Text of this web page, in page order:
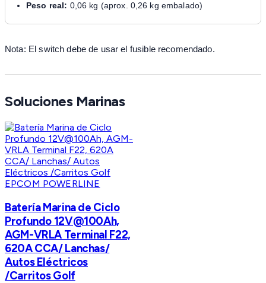
Peso real: 0,06 kg (aprox. 0,26 kg embalado)
Nota: El switch debe de usar el fusible recomendado.
Soluciones Marinas
EPCOM POWERLINE
Batería Marina de Ciclo
Profundo 12V@100Ah,
AGM-VRLA Terminal F22,
620A CCA/ Lanchas/
Autos Eléctricos
/Carritos Golf